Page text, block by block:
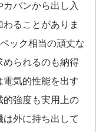
バンから出し入
ることがありま
ック相当の頑丈な
められるのも納得
電気的性能を出す
的強度も実用上の
外に持ち出して